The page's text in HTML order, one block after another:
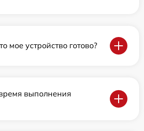
мое устройство готово?
выполнения